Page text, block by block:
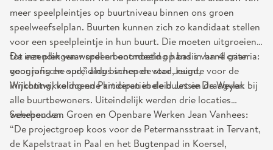
meer speelpleintjes op buurtniveau binnen ons groen
speelweefselplan. Buurten kunnen zich zo kandidaat stellen
voor een speelpleintje in hun buurt. Die moeten uitgroeien
tot een plek waar spel en ontmoeting hand in hand gaan
voor jong en oud,” aldus schepen voor Jeugd,
Wijkontwikkeling en Participatiebeleid Jessie De Weyer.
De inzendingen worden beoordeeld op basis van 4 criteria:
geografische spreiding binnen de stad, ruimte voor de
inrichting, voldoende kinderen in de buurt en draagvlak bij
alle buurtbewoners. Uiteindelijk werden drie locaties
weerhouden.
Schepen van Groen en Openbare Werken Jean Vanhees:
“De projectgroep koos voor de Petermansstraat in Tervant,
de Kapelstraat in Paal en het Bugtenpad in Koersel,